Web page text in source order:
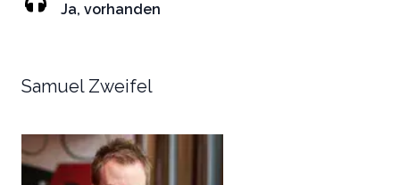
Ja, vorhanden
Samuel Zweifel